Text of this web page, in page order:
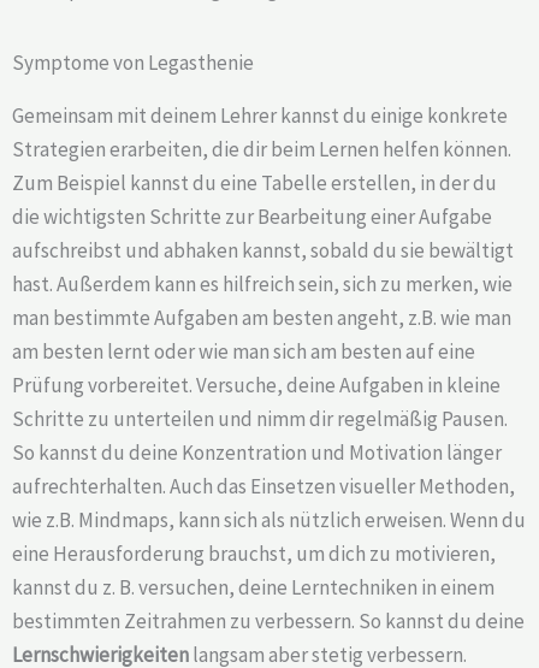
Symptome von Legasthenie
Gemeinsam mit deinem Lehrer kannst du einige konkrete
Strategien erarbeiten, die dir beim Lernen helfen können.
Zum Beispiel kannst du eine Tabelle erstellen, in der du
die wichtigsten Schritte zur Bearbeitung einer Aufgabe
aufschreibst und abhaken kannst, sobald du sie bewältigt
hast. Außerdem kann es hilfreich sein, sich zu merken, wie
man bestimmte Aufgaben am besten angeht, z.B. wie man
am besten lernt oder wie man sich am besten auf eine
Prüfung vorbereitet. Versuche, deine Aufgaben in kleine
Schritte zu unterteilen und nimm dir regelmäßig Pausen.
So kannst du deine Konzentration und Motivation länger
aufrechterhalten. Auch das Einsetzen visueller Methoden,
wie z.B. Mindmaps, kann sich als nützlich erweisen. Wenn du
eine Herausforderung brauchst, um dich zu motivieren,
kannst du z. B. versuchen, deine Lerntechniken in einem
bestimmten Zeitrahmen zu verbessern. So kannst du deine
Lernschwierigkeitenlangsam aber stetig verbessern.